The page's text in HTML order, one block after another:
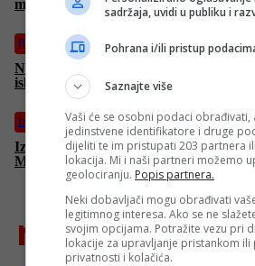
mjesto za investicije i širenje poslova
Biznis
Ništa od povratka na staro: Gorivo
ishod rata u Iranu
Izdvojeno
Izrael ubio šefa obavještajaca Iranske
Majida Khademija
najnovije
sadržaja, uvidi u publiku i
Pohrana i/ili pristup
Saznajte više
Vaši će se osobni podaci
jedinstvene identifikatore i druge
dijeliti te im pristupati 203 partnera
lokacija. Mi i naši partneri možemo
geolociranju. Popis partnera.
Neki dobavljači mogu obrađivati
legitimnog interesa. Ako se ne
svojim opcijama. Potražite vezu pri
lokacije za upravljanje pristankom
privatnosti i kolačića.